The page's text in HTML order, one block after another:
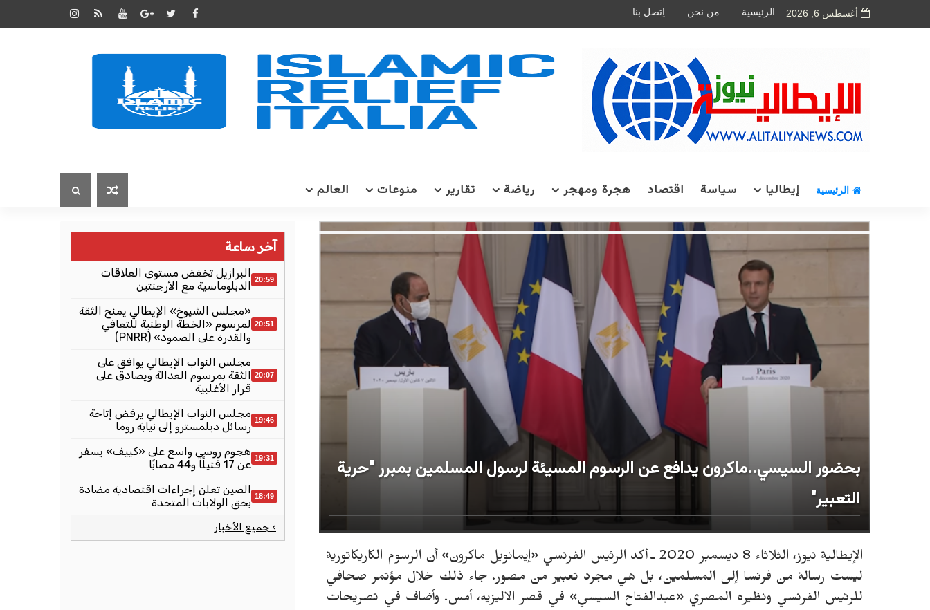
أغسطس 6, 2026 الرئيسية من نحن اِتصل بنا
الرئيسية إيطاليا سياسة اقتصاد هجرة ومهجر رياضة تقارير منوعات العالم
بحضور السيسي..ماكرون يدافع عن الرسوم المسيئة لرسول المسلمين بمبرر "حرية
التعبير"
الإيطالية نيوز، الثلاثاء 8 ديسمبر 2020 ـ أكد الرئيس الفرنسي «إيمانويل ماكرون» أن الرسوم الكاريكاتورية
ليست رسالة من فرنسا إلى المسلمين، بل هي مجرد تعبير من مصور. جاء ذلك خلال مؤتمر صحافي
للرئيس الفرنسي ونظيره المصري «عبدالفتاح السيسي» في قصر الاليزيه، أمس. وأضاف في تصريحات
آخر ساعة
20:59 البرازيل تخفض مستوى العلاقات
الدبلوماسية مع الأرجنتين
20:51
«مجلس الشيوخ» الإيطالي يمنح الثقة
لمرسوم «الخطة الوطنية للتعافي
والقدرة على الصمود» (PNRR)
20:07
مجلس النواب الإيطالي يوافق على
الثقة بمرسوم العدالة ويصادق على
قرار الأغلبية
19:46 مجلس النواب الإيطالي يرفض إتاحة
رسائل ديلمسترو إلى نيابة روما
19:31 هجوم روسي واسع على «كييف» يسفر
عن 17 قتيلًا و44 مصابًا
18:49 الصين تعلن إجراءات اقتصادية مضادة
بحق الولايات المتحدة
› جميع الأخبار